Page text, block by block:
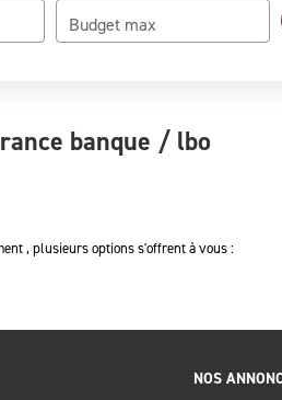
Budget max
banque / lbo
, plusieurs options s'offrent à vous :
NOS